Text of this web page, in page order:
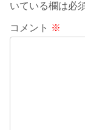
いている欄は必
コメント ※